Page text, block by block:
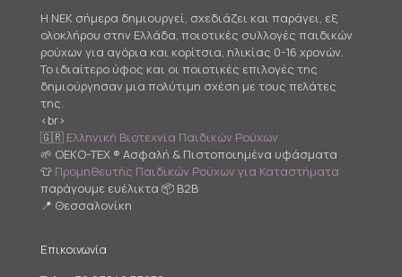
Η NEK σήμερα δημιουργεί, σχεδιάζει και παράγει, εξ
ολοκλήρου στην Ελλάδα, ποιοτικές συλλογές παιδικών
ρούχων για αγόρια και κορίτσια, ηλικίας 0-16 χρονών.
Το ιδιαίτερο ύφος και οι ποιοτικές επιλογές της
δημιούργησαν μια πολύτιμη σχέση με τους πελάτες
της.
<br>
🇬🇷 Ελληνική Βιοτεχνία Παιδικών Ρούχων
🌱 OEKO-TEX ® Ασφαλή & Πιστοποιημένα υφάσματα
👕 Προμηθευτής Παιδικών Ρούχων για Καταστήματα
παράγουμε ευέλικτα 📦 B2B
📍 Θεσσαλονίκη
Επικοινωνία